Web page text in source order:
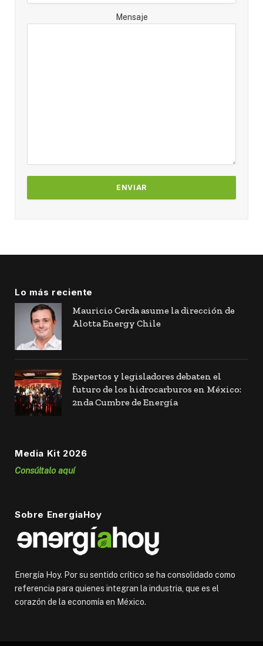
Mensaje
Lo más reciente
Mauricio Cerda asume la dirección de
Alotta Energy Chile
Expertos y legisladores debaten el
futuro de los hidrocarburos en México:
2nda Cumbre de Energía
Media Kit 2026
Consúltalo aquí
Sobre EnergiaHoy
Energía Hoy. Por su sentido crítico se ha consolidado como
referencia para quienes integran la industria, que es el
corazón de la economía en México.